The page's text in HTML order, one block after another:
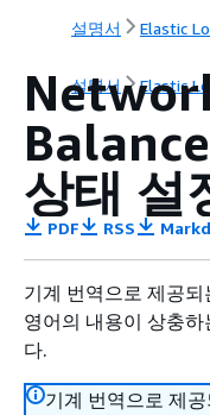
설명서 Elastic
설명서 Elastic
상태 설
PDF RSS
기계 번역으로 제공
영어의 내용이 상충
다.
기계 번역으로 제